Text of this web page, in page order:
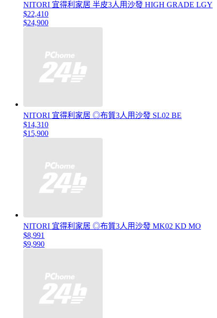
NITORI 宜得利家居 半皮3人用沙發 HIGH GRADE LGY
$22,410
$24,900
NITORI 宜得利家居 ◎布質3人用沙發 SL02 BE
$14,310
$15,900
NITORI 宜得利家居 ◎布質3人用沙發 MK02 KD MO
$8,991
$9,990